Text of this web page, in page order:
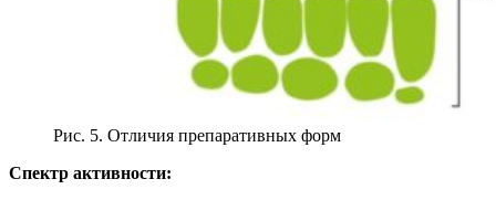
Рис. 5. Отличия препаративных форм
Спектр активности: